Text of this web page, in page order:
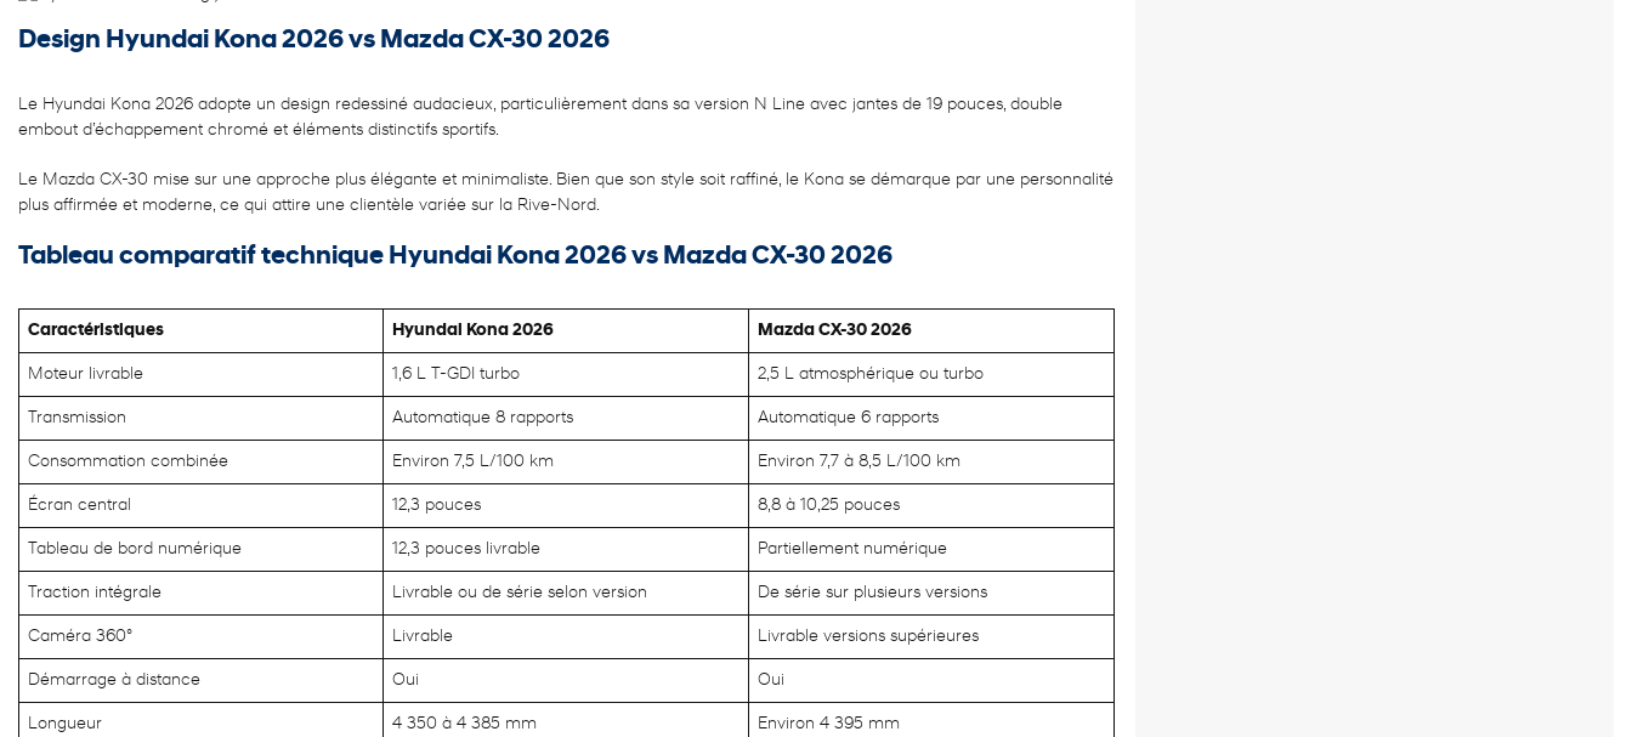
Design Hyundai Kona 2026 vs Mazda CX-30 2026
Le Hyundai Kona 2026 adopte un design redessiné audacieux, particulièrement dans sa version N Line avec jantes de 19 pouces, double
embout d’échappement chromé et éléments distinctifs sportifs.
Le Mazda CX-30 mise sur une approche plus élégante et minimaliste. Bien que son style soit raffiné, le Kona se démarque par une personnalité
plus affirmée et moderne, ce qui attire une clientèle variée sur la Rive-Nord.
Tableau comparatif technique Hyundai Kona 2026 vs Mazda CX-30 2026
Caractéristiques Hyundai Kona 2026 Mazda CX-30 2026
Moteur livrable 1,6 L T-GDI turbo 2,5 L atmosphérique ou turbo
Transmission Automatique 8 rapports Automatique 6 rapports
Consommation combinée Environ 7,5 L/100 km Environ 7,7 à 8,5 L/100 km
Écran central 12,3 pouces 8,8 à 10,25 pouces
Tableau de bord numérique 12,3 pouces livrable Partiellement numérique
Traction intégrale Livrable ou de série selon version De série sur plusieurs versions
Caméra 360° Livrable Livrable versions supérieures
Démarrage à distance Oui Oui
Longueur 4 350 à 4 385 mm Environ 4 395 mm